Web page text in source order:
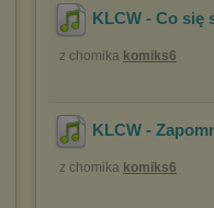
KLCW - Co się
z chomika komiks6
KLCW -
z chomika komiks6